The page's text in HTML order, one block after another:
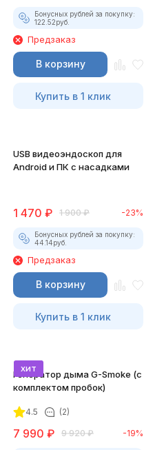
Бонусных рублей за покупку:
122.52руб.
Предзаказ
В корзину
Купить в 1 клик
USB видеоэндоскоп для
Android и ПК с насадками
1 470 ₽ 1 900 ₽ -23%
Бонусных рублей за покупку:
44.14руб.
Предзаказ
В корзину
Купить в 1 клик
хит
Генератор дыма G-Smoke (c
комплектом пробок)
4.5 (2)
7 990 ₽ 9 920 ₽ -19%